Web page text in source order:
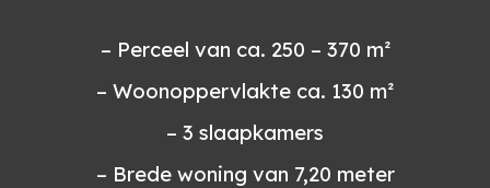
– Perceel van ca. 250 – 370 m²
– Woonoppervlakte ca. 130 m²
– 3 slaapkamers
– Brede woning van 7,20 meter